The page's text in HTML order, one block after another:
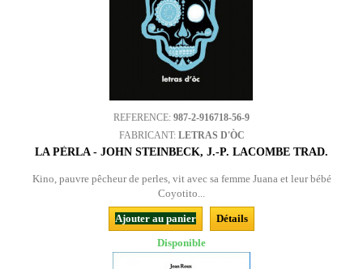
REFERENCE: 987-2-916718-56-9
FABRICANT: LETRAS D'ÒC
LA PÈRLA - JOHN STEINBECK, J.-P. LACOMBE TRAD.
Kino, pauvre pêcheur de perles, vit avec sa femme Juana et leur bébé
Coyotito...
Ajouter au panier
Détails
Disponible